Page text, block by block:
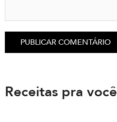
Receitas pra você